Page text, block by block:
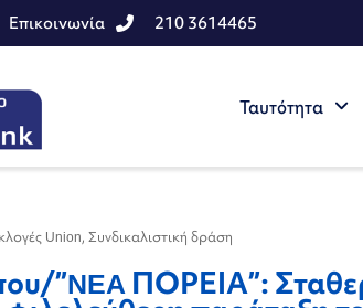
Επικοινωνία 210 3614465
Ταυτότητα
Union, Συνδικαλιστική δράση
”NEA ΠΟΡΕΙΑ”: